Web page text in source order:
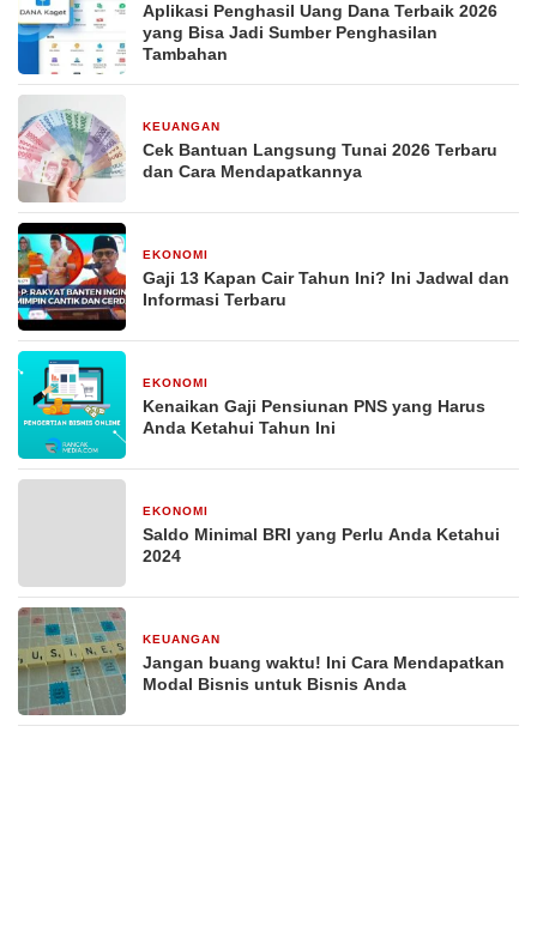
Aplikasi Penghasil Uang Dana Terbaik 2026
yang Bisa Jadi Sumber Penghasilan
Tambahan
KEUANGAN
Cek Bantuan Langsung Tunai 2026 Terbaru
dan Cara Mendapatkannya
EKONOMI
Gaji 13 Kapan Cair Tahun Ini? Ini Jadwal dan
Informasi Terbaru
EKONOMI
Kenaikan Gaji Pensiunan PNS yang Harus
Anda Ketahui Tahun Ini
EKONOMI
Saldo Minimal BRI yang Perlu Anda Ketahui
2024
KEUANGAN
Jangan buang waktu! Ini Cara Mendapatkan
Modal Bisnis untuk Bisnis Anda